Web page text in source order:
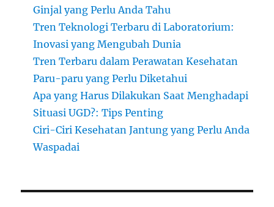
Ginjal yang Perlu Anda Tahu
Tren Teknologi Terbaru di Laboratorium:
Inovasi yang Mengubah Dunia
Tren Terbaru dalam Perawatan Kesehatan
Paru-paru yang Perlu Diketahui
Apa yang Harus Dilakukan Saat Menghadapi
Situasi UGD?: Tips Penting
Ciri-Ciri Kesehatan Jantung yang Perlu Anda
Waspadai